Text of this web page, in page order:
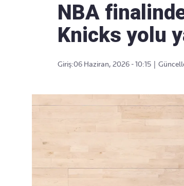
NBA
Knicks yolu
Giriş:06 Haziran, 2026 - 10:15